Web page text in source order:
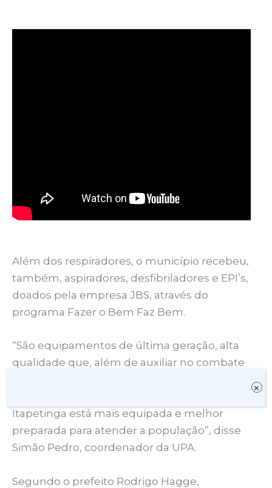
Além dos respiradores, o município recebeu,
também, aspiradores, desfibriladores e EPI’s,
doados pela empresa JBS, através do
programa Fazer o Bem Faz Bem.
“São equipamentos de última geração, alta
qualidade que, além de auxiliar no combate
Itapetinga está mais equipada e melhor
preparada para atender a população”, disse
Simão Pedro, coordenador da UPA.
Segundo o prefeito Rodrigo Hagge,
×